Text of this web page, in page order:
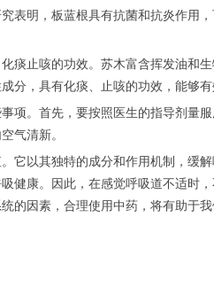
明，板蓝根具有抗菌和抗炎作用
止咳的功效。苏木富含挥发油和生
，具有化痰、止咳的功效，能够有
。首先，要按照医生的指导剂量服
气清新。
以其独特的成分和作用机制，缓
健康。因此，在感觉呼吸道不适时
的因素，合理使用中药，将有助于